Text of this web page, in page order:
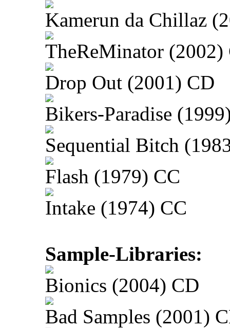
Kamerun da Chillaz
TheReMinator (2002)
Drop Out (2001) CD
Bikers-Paradise
Sequential Bitch
Flash (1979) CC
Intake (1974) CC
Sample-Libraries:
Bionics (2004) CD
Bad Samples (2001)